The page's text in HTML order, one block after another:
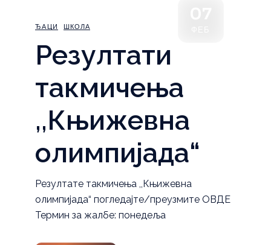
ЂАЦИ ШКОЛА
Резултати
такмичења
,,Књижевна
олимпијада“
Резултате такмичења ,,Књижевна
олимпијада“ погледајте/преузмите ОВДЕ
Термин за жалбе: понедеља